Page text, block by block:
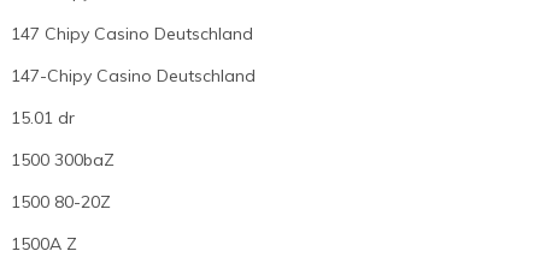
147 Chipy Casino Deutschland
147-Chipy Casino Deutschland
15.01 dr
1500 300baZ
1500 80-20Z
1500A Z